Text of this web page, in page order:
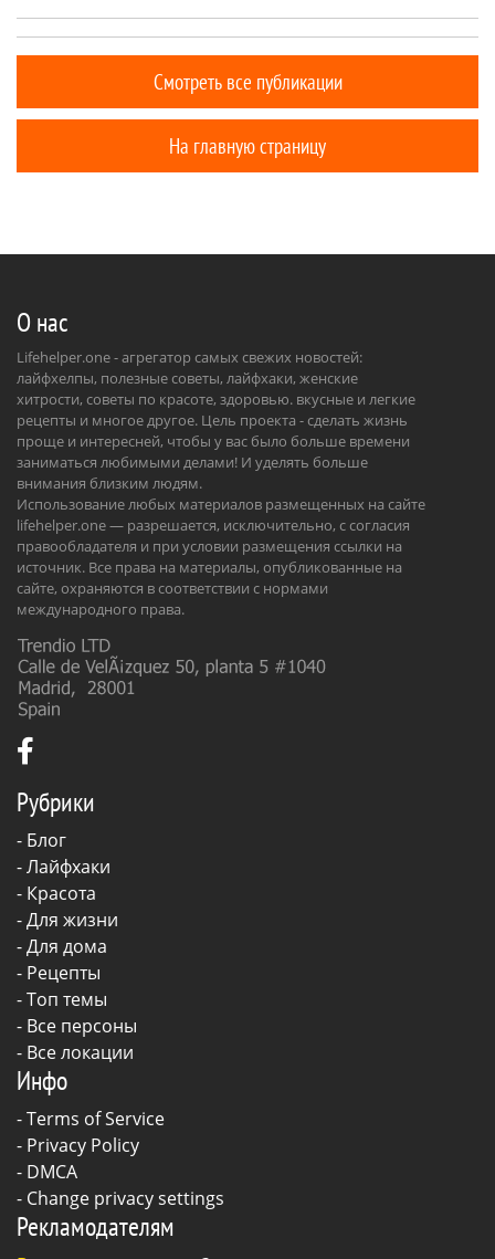
Смотреть все публикации
На главную страницу
О нас
Lifehelper.one - агрегатор самых свежих новостей:
лайфхелпы, полезные советы, лайфхаки, женские
хитрости, советы по красоте, здоровью. вкусные и легкие
рецепты и многое другое. Цель проекта - сделать жизнь
проще и интересней, чтобы у вас было больше времени
заниматься любимыми делами! И уделять больше
внимания близким людям.
Использование любых материалов размещенных на сайте
lifehelper.one — разрешается, исключительно, с согласия
правообладателя и при условии размещения ссылки на
источник. Все права на материалы, опубликованные на
сайте, охраняются в соответствии с нормами
международного права.
Рубрики
- Блог
-Лайфхаки
- Красота
-Для жизни
-Для дома
- Рецепты
- Топ темы
- Все персоны
- Все локации
Инфо
-Terms of Service
- Privacy Policy
- DMCA
- Change privacy settings
Рекламодателям